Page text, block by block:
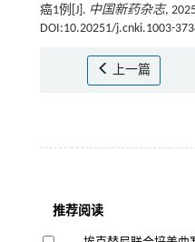
癌1例[J]. 中国新药杂志,
DOI:10.20251/j.cnki.1003-
上一篇